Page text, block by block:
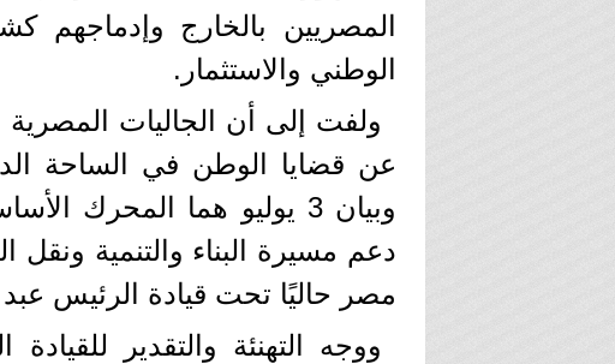
المصريين بالخارج وإدماجهم
الوطني والاستثمار.
ولفت إلى أن الجاليات المصرية
وبيان 3 يوليو هما المحرك
دعم مسيرة البناء والتنمية ونقل
مصر حاليًا تحت قيادة الرئيس
ووجه التهنئة والتقدير